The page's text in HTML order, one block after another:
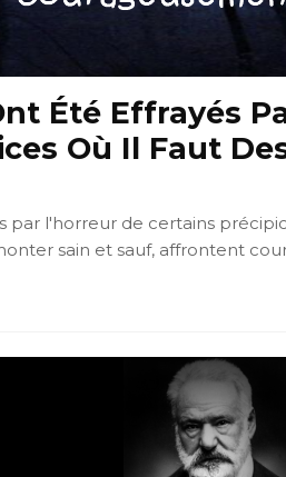
Été Effrayés
Où Il Faut
par l'horreur de certains
sain et sauf, affrontent